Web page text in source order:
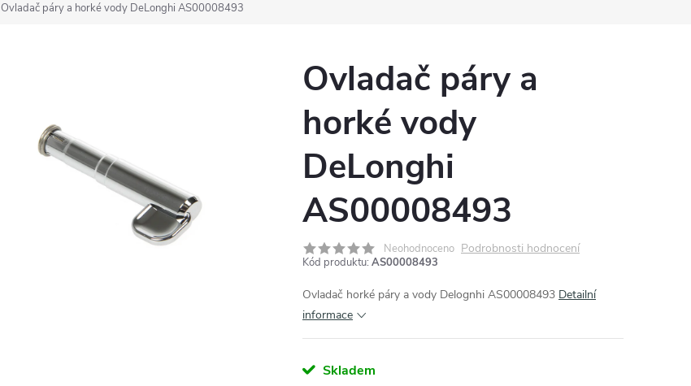
Ovladač páry a horké vody DeLonghi AS00008493
Ovladač páry a
horké vody
DeLonghi
AS00008493
Neohodnoceno Podrobnosti hodnocení
Kód produktu: AS00008493
Ovladač horké páry a vody Delognhi AS00008493 Detailní
informace
Skladem